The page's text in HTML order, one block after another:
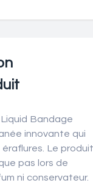
Bandage
innovante qui
Le produit
pas lors de
ni conservateur.